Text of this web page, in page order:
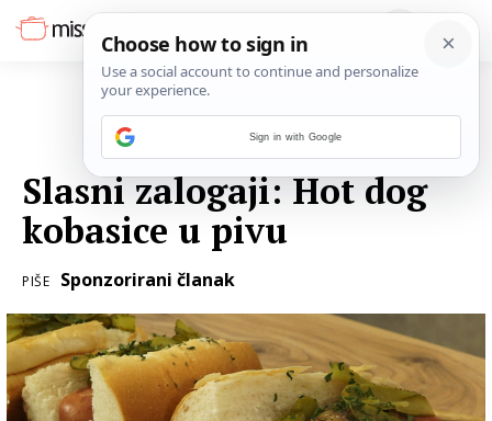
Slasni zalogaji: Hot dog
kobasice u pivu
PIŠE Sponzorirani članak
Sign in with Google